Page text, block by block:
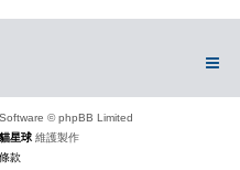
© phpBB Limited
星球 維護製作
條款